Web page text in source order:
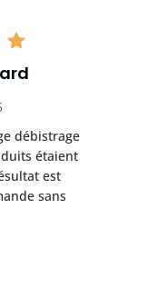
débistrage
étaient
est
sans